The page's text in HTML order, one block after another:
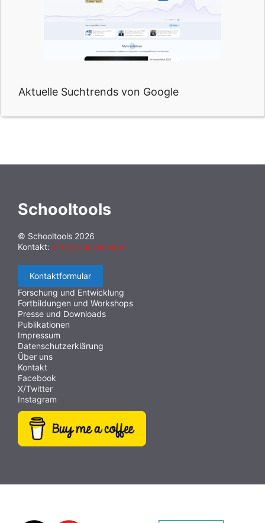
Aktuelle Suchtrends von Google
Schooltools
© Schooltools 2026
Kontakt: info@schooltools.at
Kontaktformular
Forschung und Entwicklung
Fortbildungen und Workshops
Presse und Downloads
Publikationen
Impressum
Datenschutzerklärung
Über uns
Kontakt
Facebook
X/Twitter
Instagram